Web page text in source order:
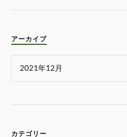
アーカイブ
カテゴリー